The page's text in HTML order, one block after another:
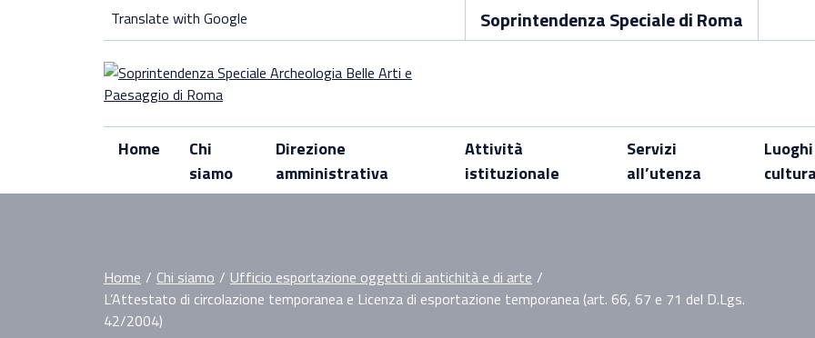
Translate with Google Soprintendenza Speciale di Roma
Home
Chi
siamo
Direzione
amministrativa
Attività
istituzionale
Servizi
all’utenza
cultura
Home / Chi siamo / Ufficio esportazione oggetti di antichità e di arte /
L’Attestato di circolazione temporanea e Licenza di esportazione temporanea (art. 66, 67 e 71 del D.Lgs.
42/2004)